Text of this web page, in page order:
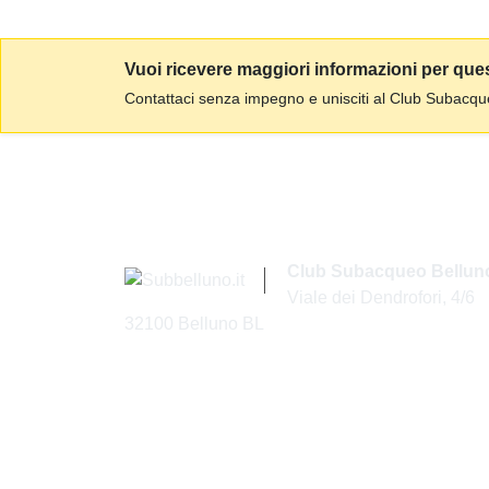
Vuoi ricevere maggiori informazioni per
Contattaci senza impegno e unisciti al Club